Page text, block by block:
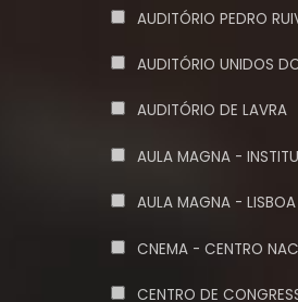
AUDITÓRIO PEDRO
AUDITÓRIO UNIDOS
AUDITÓRIO DE LAVRA
AULA MAGNA -
AULA MAGNA - LISBOA
CNEMA - CENTRO
CENTRO DE